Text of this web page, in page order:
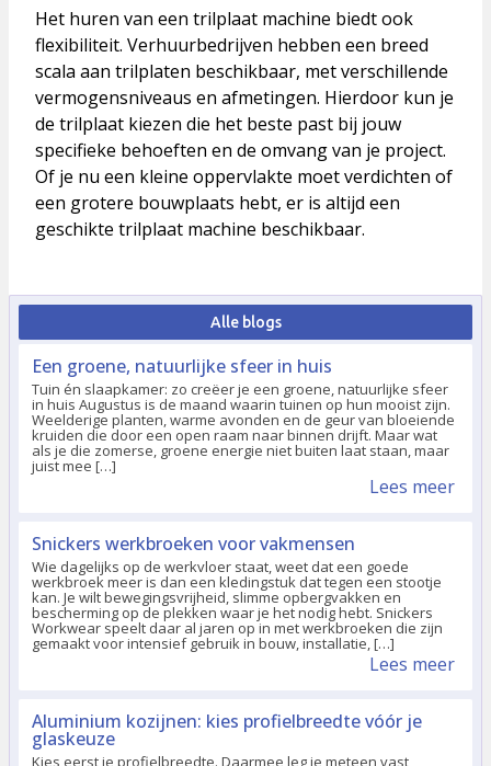
Het huren van een trilplaat machine biedt ook
flexibiliteit. Verhuurbedrijven hebben een breed
scala aan trilplaten beschikbaar, met verschillende
vermogensniveaus en afmetingen. Hierdoor kun je
de trilplaat kiezen die het beste past bij jouw
specifieke behoeften en de omvang van je project.
Of je nu een kleine oppervlakte moet verdichten of
een grotere bouwplaats hebt, er is altijd een
geschikte trilplaat machine beschikbaar.
Alle blogs
Een groene, natuurlijke sfeer in huis
Tuin én slaapkamer: zo creëer je een groene, natuurlijke sfeer
in huis Augustus is de maand waarin tuinen op hun mooist zijn.
Weelderige planten, warme avonden en de geur van bloeiende
kruiden die door een open raam naar binnen drijft. Maar wat
als je die zomerse, groene energie niet buiten laat staan, maar
juist mee […]
Lees meer
Snickers werkbroeken voor vakmensen
Wie dagelijks op de werkvloer staat, weet dat een goede
werkbroek meer is dan een kledingstuk dat tegen een stootje
kan. Je wilt bewegingsvrijheid, slimme opbergvakken en
bescherming op de plekken waar je het nodig hebt. Snickers
Workwear speelt daar al jaren op in met werkbroeken die zijn
gemaakt voor intensief gebruik in bouw, installatie, […]
Lees meer
Aluminium kozijnen: kies profielbreedte vóór je
glaskeuze
Kies eerst je profielbreedte. Daarmee leg je meteen vast